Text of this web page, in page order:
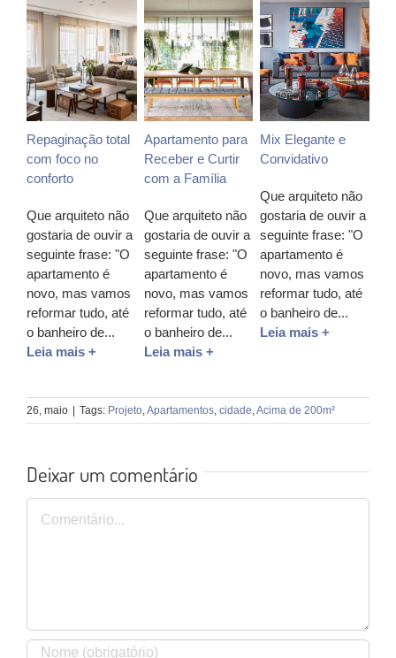
Repaginação total
com foco no
conforto
Que arquiteto não
gostaria de ouvir a
seguinte frase: "O
apartamento é
novo, mas vamos
reformar tudo, até
o banheiro de...
Leia mais +
Apartamento para
Receber e Curtir
com a Família
Que arquiteto não
gostaria de ouvir a
seguinte frase: "O
apartamento é
novo, mas vamos
reformar tudo, até
o banheiro de...
Leia mais +
Mix Elegante e
Convidativo
Que arquiteto não
gostaria de ouvir a
seguinte frase: "O
apartamento é
novo, mas vamos
reformar tudo, até
o banheiro de...
Leia mais +
26, maio Tags: Projeto,Apartamentos, cidade,Acima de 200m²
Deixar um comentário
Comentário